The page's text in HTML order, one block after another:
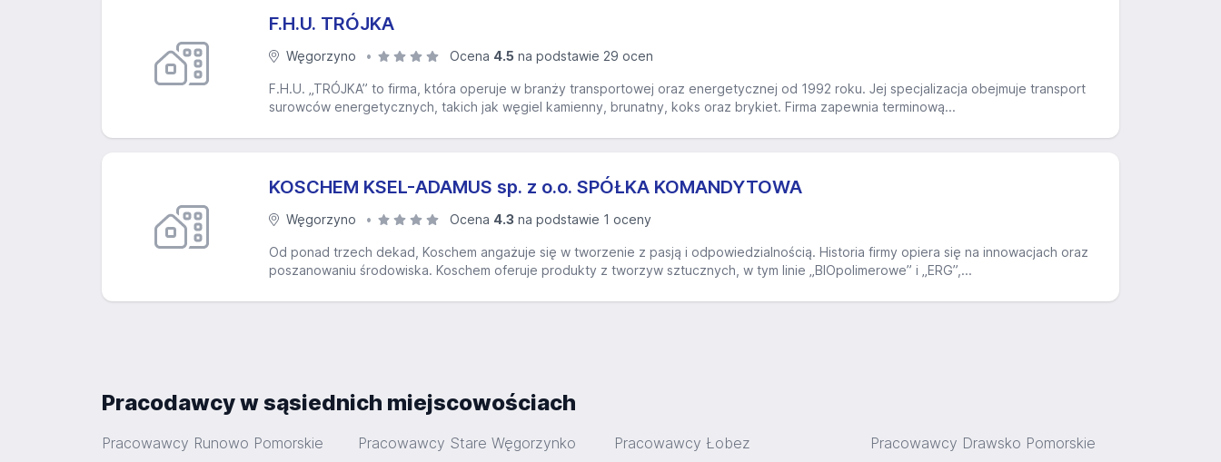
F.H.U. TRÓJKA
Węgorzyno Ocena 4.5 na podstawie 29 ocen
F.H.U. „TRÓJKA” to firma, która operuje w branży transportowej oraz energetycznej od 1992 roku. Jej specjalizacja obejmuje transport
surowców energetycznych, takich jak węgiel kamienny, brunatny, koks oraz brykiet. Firma zapewnia terminową...
KOSCHEM KSEL-ADAMUS sp. z o.o. SPÓŁKA KOMANDYTOWA
Węgorzyno Ocena 4.3 na podstawie 1 oceny
Od ponad trzech dekad, Koschem angażuje się w tworzenie z pasją i odpowiedzialnością. Historia firmy opiera się na innowacjach oraz
poszanowaniu środowiska. Koschem oferuje produkty z tworzyw sztucznych, w tym linie „BIOpolimerowe” i „ERG”,...
Pracodawcy w sąsiednich miejscowościach
Pracowawcy Runowo Pomorskie Pracowawcy Stare Węgorzynko Pracowawcy Łobez
Pracowawcy Drawsko Pomorskie